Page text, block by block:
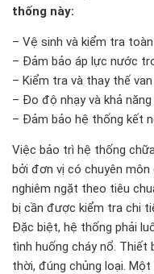
thống này:
– Vệ sinh và kiểm tra
– Đảm bảo áp lực nước
– Kiểm tra và thay thế
– Đo độ nhạy và khả
– Đảm bảo hệ thống kết
Việc bảo trì hệ thống
bởi đơn vị có chuyên
nghiêm ngặt theo tiêu
bị cần được kiểm tra chi
Đặc biệt, hệ thống phải
tình huống cháy nổ. Thiết
thời, đúng chủng loại.